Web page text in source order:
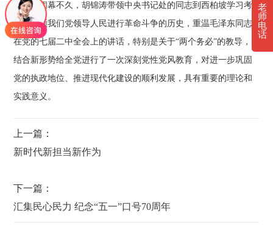
十六大闭幕不久，胡锦涛带领中央书记处的同志到西柏坡学习考
察，回顾我们党领导人民进行革命斗争的历史，重温毛泽东同志
在党的七届二中全会上的讲话，特别是关于“两个务必”的教导，
结合新形势给全党进行了一次深刻党性党风教育，对进一步巩固
党的执政地位、推进现代化建设的顺利发展，具有重要的理论和
实践意义。
上一篇：
新时代新担当新作为
下一篇：
汇集民心民力 纪念“五一”口号70周年
老
师
电
话